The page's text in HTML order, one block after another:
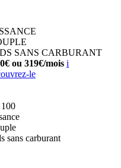
SANS CARBURANT
ou 319€/mois i
le
sans carburant